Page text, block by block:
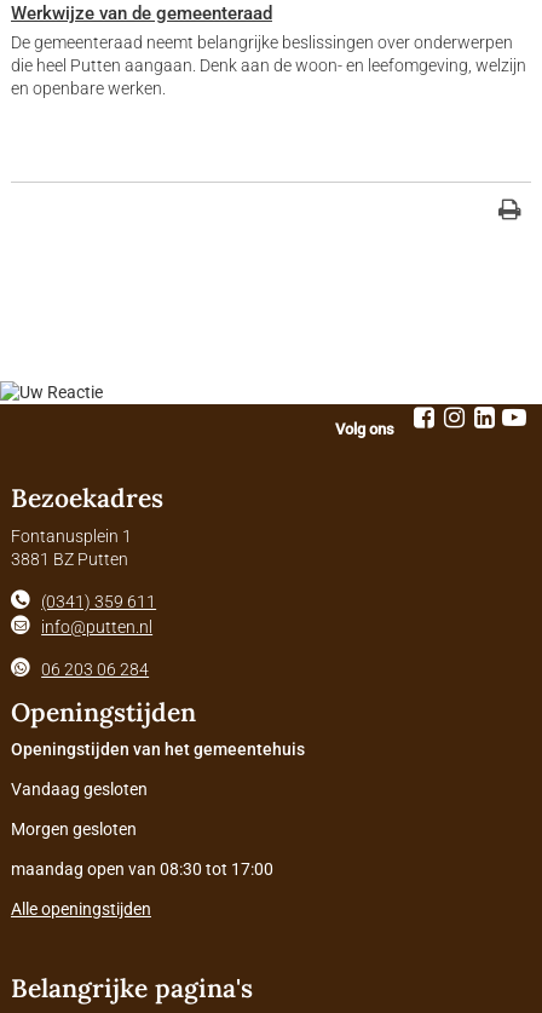
Werkwijze van de gemeenteraad
De gemeenteraad neemt belangrijke beslissingen over onderwerpen
die heel Putten aangaan. Denk aan de woon- en leefomgeving, welzijn
en openbare werken.
Volg ons
Bezoekadres
Fontanusplein 1
3881 BZ Putten
(0341) 359 611
info@putten.nl
06 203 06 284
Openingstijden
Openingstijden van het gemeentehuis
Vandaag gesloten
Morgen gesloten
maandag open van 08:30 tot 17:00
Alle openingstijden
Belangrijke pagina's